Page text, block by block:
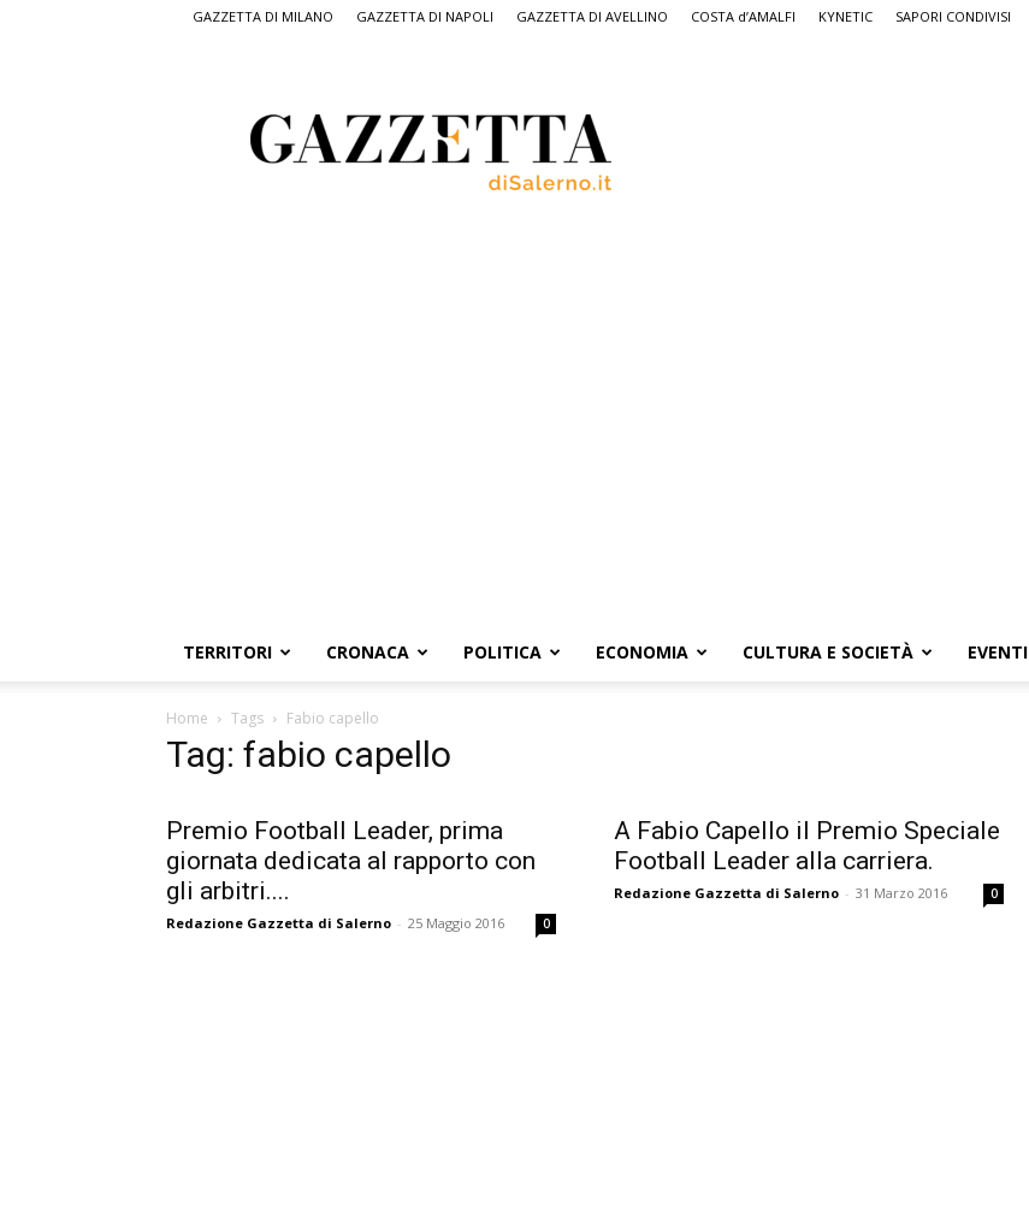
GAZZETTA DI MILANO GAZZETTA DI NAPOLI GAZZETTA DI AVELLINO COSTA d’AMALFI KYNETIC SAPORI CONDIVISI
Salerno,
il
quotidiano
TERRITORI CRONACA POLITICA ECONOMIA CULTURA E SOCIETÀ EVENTI
Home Tags Fabio capello
Tag: fabio capello
Premio Football Leader, prima
giornata dedicata al rapporto con
gli arbitri....
Redazione Gazzetta di Salerno - 25 Maggio 2016 0
A Fabio Capello il Premio Speciale
Football Leader alla carriera.
Redazione Gazzetta di Salerno - 31 Marzo 2016 0